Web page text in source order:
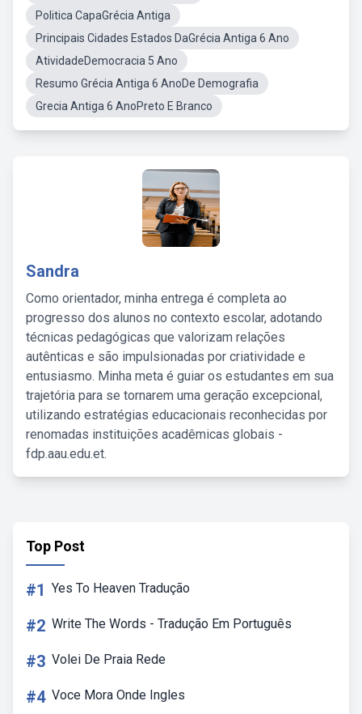
Politica CapaGrécia Antiga
Principais Cidades Estados DaGrécia Antiga 6 Ano
AtividadeDemocracia 5 Ano
Resumo Grécia Antiga 6 AnoDe Demografia
Grecia Antiga 6 AnoPreto E Branco
Sandra
Como orientador, minha entrega é completa ao
progresso dos alunos no contexto escolar, adotando
técnicas pedagógicas que valorizam relações
autênticas e são impulsionadas por criatividade e
entusiasmo. Minha meta é guiar os estudantes em sua
trajetória para se tornarem uma geração excepcional,
utilizando estratégias educacionais reconhecidas por
renomadas instituições acadêmicas globais -
fdp.aau.edu.et.
Top Post
#1 Yes To Heaven Tradução
#2 Write The Words - Tradução Em Português
#3 Volei De Praia Rede
#4 Voce Mora Onde Ingles